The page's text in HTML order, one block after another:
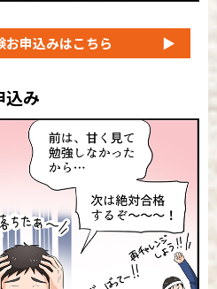
お申込みはこちら ▶
込み